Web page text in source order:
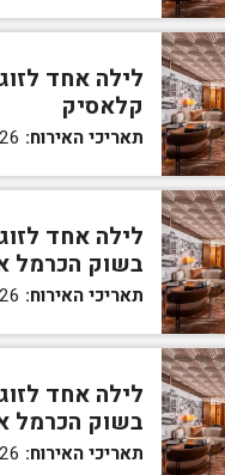
קלאסיק
תאריכי האירוח:
לילה אחד
בשוק הכרמל
תאריכי האירוח:
לילה אחד
בשוק הכרמל
תאריכי האירוח: